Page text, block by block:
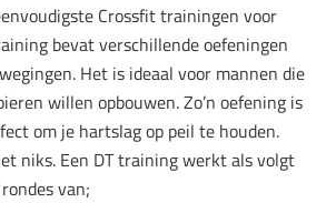
Crossfit trainingen voor
bevat verschillende oefeningen
Het is ideaal voor mannen die
willen opbouwen. Zo’n oefening is
om je hartslag op peil te houden.
niks. Een DT training werkt als volgt
van;